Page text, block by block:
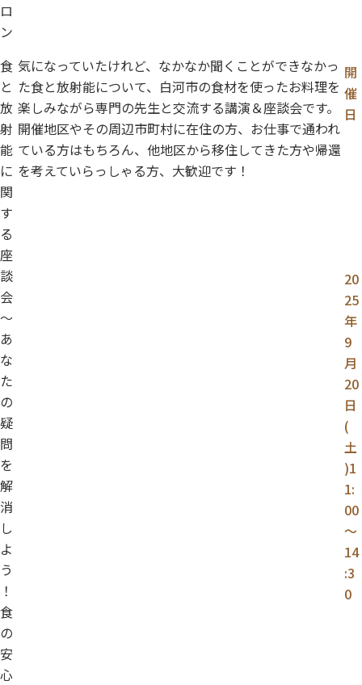
ロ
ン
食
と
放
射
能
に
関
す
る
座
談
会
～
あ
な
た
の
疑
問
を
解
消
し
よ
う
！
食
の
安
心
気になっていたけれど、なかなか聞くことができなかっ
た食と放射能について、白河市の食材を使ったお料理を
楽しみながら専門の先生と交流する講演＆座談会です。
開催地区やその周辺市町村に在住の方、お仕事で通われ
ている方はもちろん、他地区から移住してきた方や帰還
を考えていらっしゃる方、大歓迎です！
開
催
日
20
25
年
9
月
20
日
(
土
)1
1:
00
～
14
:3
0